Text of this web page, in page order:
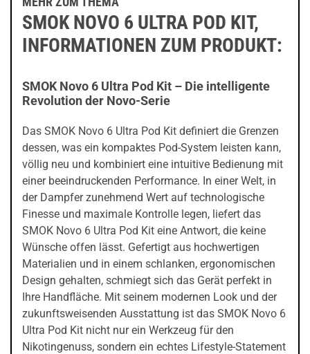
SMOK NOVO 6 ULTRA POD KIT,
INFORMATIONEN ZUM PRODUKT:
SMOK Novo 6 Ultra Pod Kit – Die intelligente
Revolution der Novo-Serie
Das SMOK Novo 6 Ultra Pod Kit definiert die Grenzen
dessen, was ein kompaktes Pod-System leisten kann,
völlig neu und kombiniert eine intuitive Bedienung mit
einer beeindruckenden Performance. In einer Welt, in
der Dampfer zunehmend Wert auf technologische
Finesse und maximale Kontrolle legen, liefert das
SMOK Novo 6 Ultra Pod Kit eine Antwort, die keine
Wünsche offen lässt. Gefertigt aus hochwertigen
Materialien und in einem schlanken, ergonomischen
Design gehalten, schmiegt sich das Gerät perfekt in
Ihre Handfläche. Mit seinem modernen Look und der
zukunftsweisenden Ausstattung ist das SMOK Novo 6
Ultra Pod Kit nicht nur ein Werkzeug für den
Nikotingenuss, sondern ein echtes Lifestyle-Statement